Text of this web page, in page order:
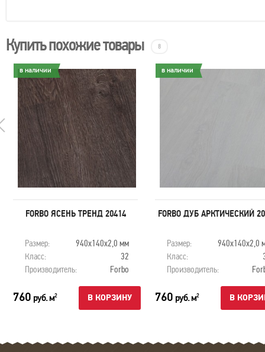
Купить похожие товары 8
в наличии
FORBO ЯСЕНЬ ТРЕНД 20414
Размер:
940х140х2,0 мм
Класс:
32
Производитель:
Forbo
760 руб. м2 В КОРЗИНУ
в наличии
FORBO ДУБ АРКТИЧЕСКИЙ
Размер:
940х140х2,0
Класс:
Производитель:
760 руб. м2 В